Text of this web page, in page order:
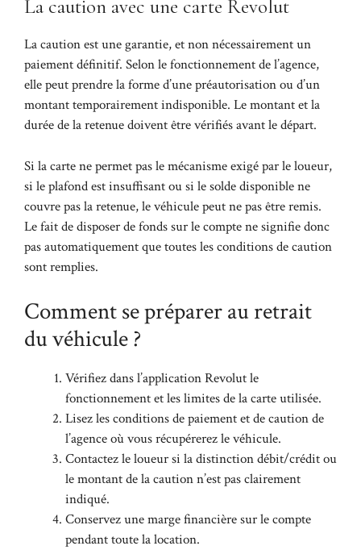
La caution avec une carte Revolut
La caution est une garantie, et non nécessairement un
paiement définitif. Selon le fonctionnement de l’agence,
elle peut prendre la forme d’une préautorisation ou d’un
montant temporairement indisponible. Le montant et la
durée de la retenue doivent être vérifiés avant le départ.
Si la carte ne permet pas le mécanisme exigé par le loueur,
si le plafond est insuffisant ou si le solde disponible ne
couvre pas la retenue, le véhicule peut ne pas être remis.
Le fait de disposer de fonds sur le compte ne signifie donc
pas automatiquement que toutes les conditions de caution
sont remplies.
Comment se préparer au retrait
du véhicule ?
Vérifiez dans l’application Revolut le
fonctionnement et les limites de la carte utilisée.
Lisez les conditions de paiement et de caution de
l’agence où vous récupérerez le véhicule.
Contactez le loueur si la distinction débit/crédit ou
le montant de la caution n’est pas clairement
indiqué.
Conservez une marge financière sur le compte
pendant toute la location.